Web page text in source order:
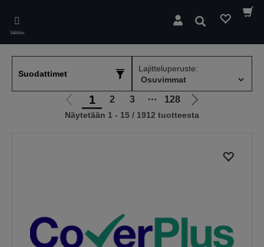
main
content
Valikko
Hae
Suodattimet
Lajitteluperuste:
Siirry
edelliselle
1 2 3 ⋯ 128
Siirry
seuraavalle
Näytetään 1 - 15 / 1912 tuotteesta